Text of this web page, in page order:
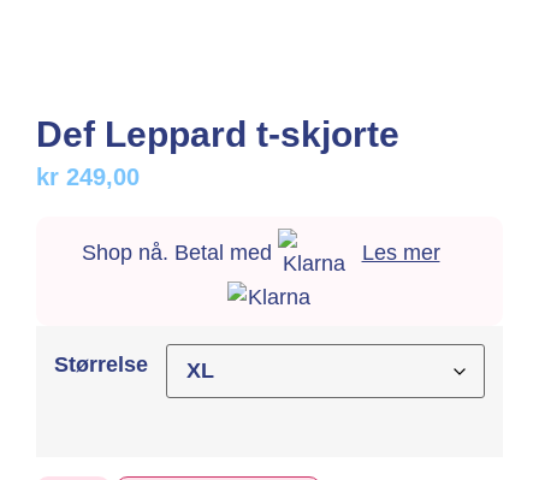
Def Leppard t-skjorte
kr 249,00
Shop nå. Betal med Les mer
Størrelse